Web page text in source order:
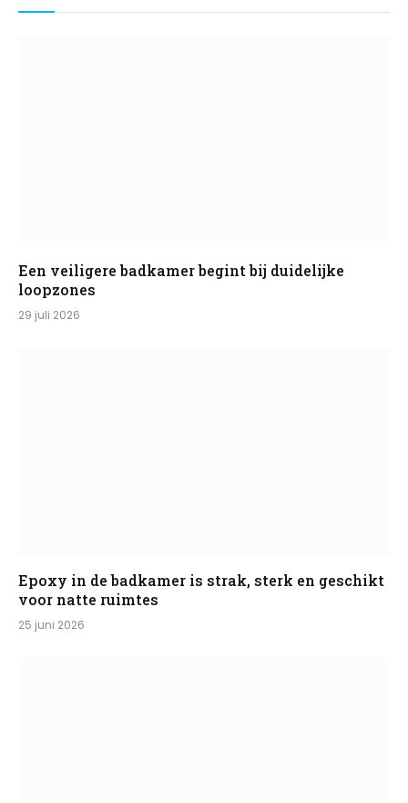
Een veiligere badkamer begint bij duidelijke
loopzones
29 juli 2026
Epoxy in de badkamer is strak, sterk en geschikt
voor natte ruimtes
25 juni 2026